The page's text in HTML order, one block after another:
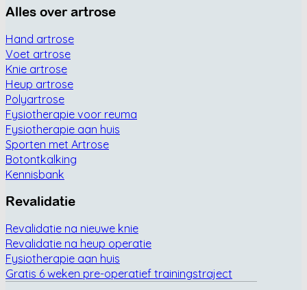
Alles over artrose
Hand artrose
Voet artrose
Knie artrose
Heup artrose
Polyartrose
Fysiotherapie voor reuma
Fysiotherapie aan huis
Sporten met Artrose
Botontkalking
Kennisbank
Revalidatie
Revalidatie na nieuwe knie
Revalidatie na heup operatie
Fysiotherapie aan huis
Gratis 6 weken pre-operatief trainingstraject